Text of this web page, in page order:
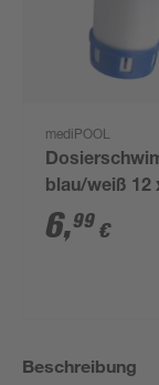
mediPOOL
blau/weiß 12
für 20 g Tabs
6,99 €
Beschreibung